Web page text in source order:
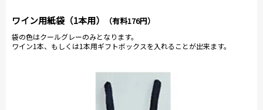
ワイン用紙袋（1本用） （有料176円）
袋の色はクールグレーのみとなります。
ワイン1本、もしくは1本用ギフトボックスを入れることが出来ます。